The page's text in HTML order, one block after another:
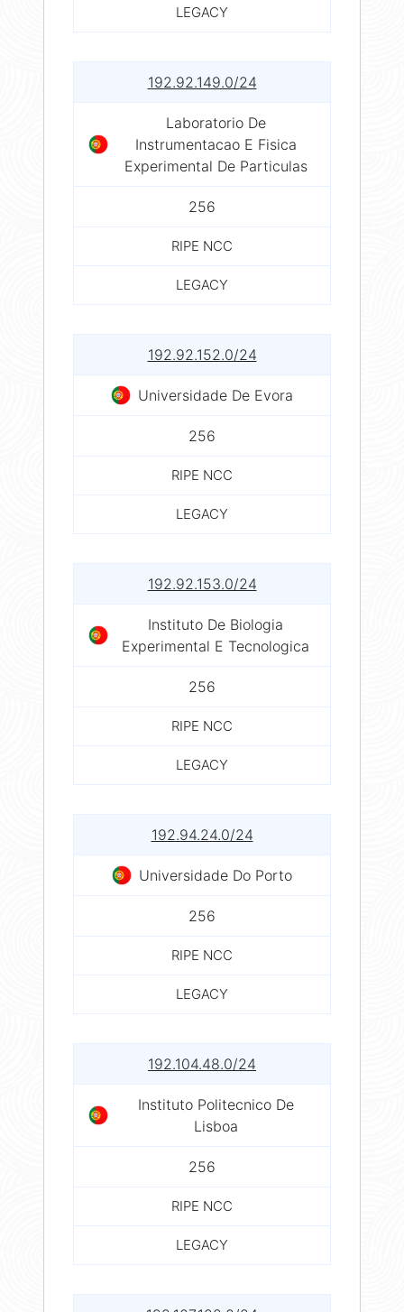
LEGACY
192.92.149.0/24
Laboratorio De
Instrumentacao E Fisica
Experimental De Particulas
256
RIPE NCC
LEGACY
192.92.152.0/24
Universidade De Evora
256
RIPE NCC
LEGACY
192.92.153.0/24
Instituto De Biologia
Experimental E Tecnologica
256
RIPE NCC
LEGACY
192.94.24.0/24
Universidade Do Porto
256
RIPE NCC
LEGACY
192.104.48.0/24
Instituto Politecnico De
Lisboa
256
RIPE NCC
LEGACY